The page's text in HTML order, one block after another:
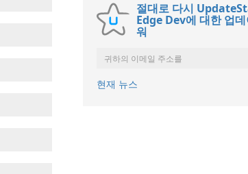
절대로 다시
Edge Dev에 대한 업
워
현재 뉴스